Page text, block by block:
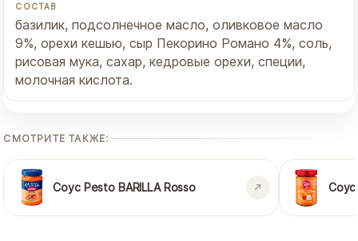
СОСТАВ
базилик, подсолнечное масло, оливковое масло
9%, орехи кешью, сыр Пекорино Романо 4%, соль,
рисовая мука, сахар, кедровые орехи, специи,
молочная кислота.
СМОТРИТЕ ТАКЖЕ:
Соус Pesto BARILLA Rosso Соус